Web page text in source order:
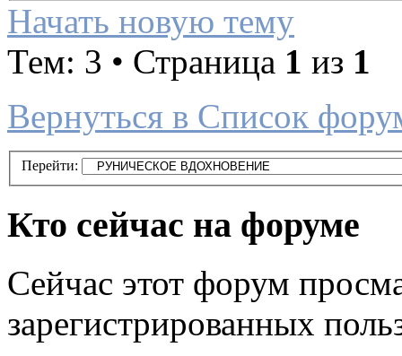
Начать новую тему
Тем: 3 • Страница 1 из 1
Вернуться в Список
Перейти:
Кто сейчас на форуме
Сейчас этот форум
зарегистрированных